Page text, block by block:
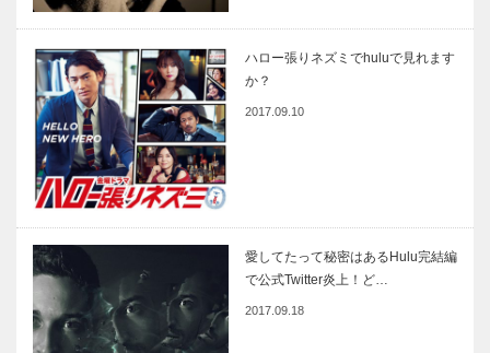
ハロー張りネズミでhuluで見れます
か？
2017.09.10
愛してたって秘密はあるHulu完結編
で公式Twitter炎上！ど…
2017.09.18